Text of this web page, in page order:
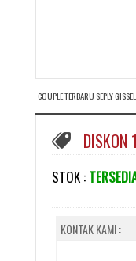
COUPLE TERBARU SEPLY
STOK :
KONTAK KAMI :